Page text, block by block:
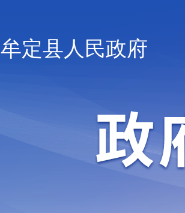
牟定县人民政府